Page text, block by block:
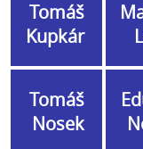
Tomáš
Kupkár
Tomáš
Nosek